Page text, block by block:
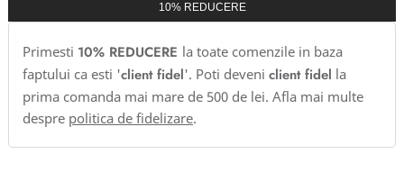
10% REDUCERE
Primesti 10% REDUCERE la toate comenzile in baza
faptului ca esti 'client fidel'. Poti deveni client fidel la
prima comanda mai mare de 500 de lei. Afla mai multe
despre politica de fidelizare.